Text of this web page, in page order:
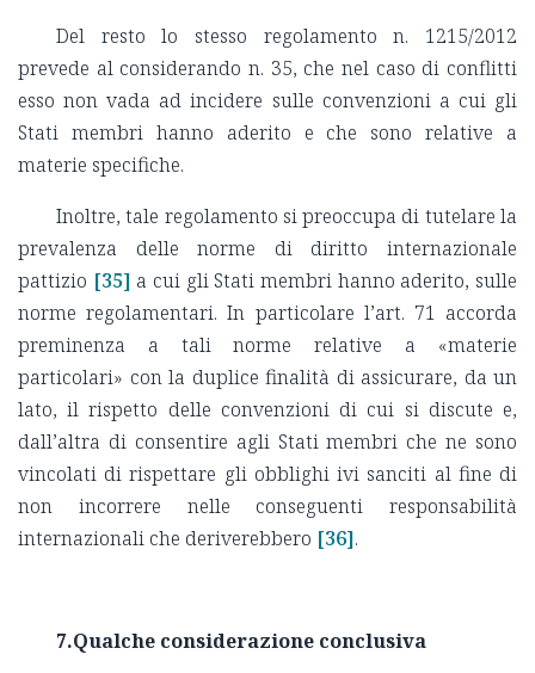
Del resto lo stesso regolamento n. 1215/2012
prevede al considerando n. 35, che nel caso di conflitti
esso non vada ad incidere sulle convenzioni a cui gli
Stati membri hanno aderito e che sono relative a
materie specifiche.
Inoltre, tale regolamento si preoccupa di tutelare la
prevalenza delle norme di diritto internazionale
pattizio [35] a cui gli Stati membri hanno aderito, sulle
norme regolamentari. In particolare l’art. 71 accorda
preminenza a tali norme relative a «materie
particolari» con la duplice finalità di assicurare, da un
lato, il rispetto delle convenzioni di cui si discute e,
dall’altra di consentire agli Stati membri che ne sono
vincolati di rispettare gli obblighi ivi sanciti al fine di
non incorrere nelle conseguenti responsabilità
internazionali che deriverebbero [36].
7.Qualche considerazione conclusiva